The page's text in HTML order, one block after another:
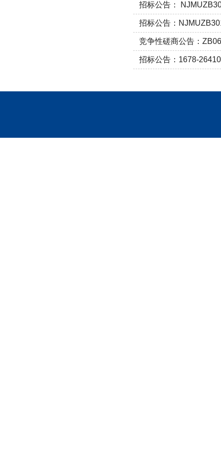
招标公告：
招标公告：
竞争性磋商公告：
招标公告：1678-